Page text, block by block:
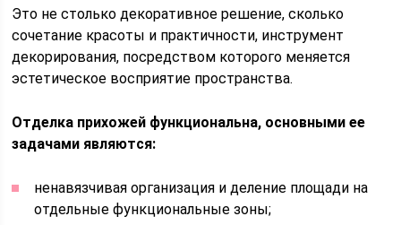
Это не столько декоративное решение, сколько
сочетание красоты и практичности, инструмент
декорирования, посредством которого меняется
эстетическое восприятие пространства.
Отделка прихожей функциональна, основными ее
задачами являются:
ненавязчивая организация и деление площади на
отдельные функциональные зоны;